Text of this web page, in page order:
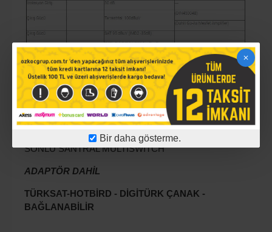
Bir daha gösterme.
SONLU SANTRAL MULTİSWİTCH
ADAPTÖR DAHİL
TÜRKSAT-HOTBİRD - DİGİTÜRK ÇANAK -
BAĞLANABİLİR